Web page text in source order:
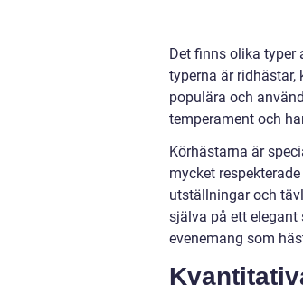
Det finns olika typer
typerna är
populära och
temperament och
Körhästarna är
mycket
utställningar och
själva på ett elegant
evenemang som